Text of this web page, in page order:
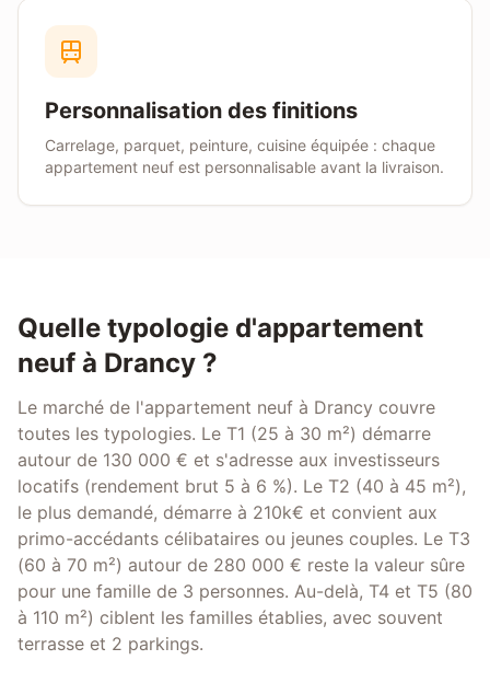
Personnalisation des finitions
Carrelage, parquet, peinture, cuisine équipée : chaque
appartement neuf est personnalisable avant la livraison.
Quelle typologie d'appartement
neuf à Drancy ?
Le marché de l'appartement neuf à Drancy couvre
toutes les typologies. Le T1 (25 à 30 m²) démarre
autour de 130 000 € et s'adresse aux investisseurs
locatifs (rendement brut 5 à 6 %). Le T2 (40 à 45 m²),
le plus demandé, démarre à 210k€ et convient aux
primo-accédants célibataires ou jeunes couples. Le T3
(60 à 70 m²) autour de 280 000 € reste la valeur sûre
pour une famille de 3 personnes. Au-delà, T4 et T5 (80
à 110 m²) ciblent les familles établies, avec souvent
terrasse et 2 parkings.